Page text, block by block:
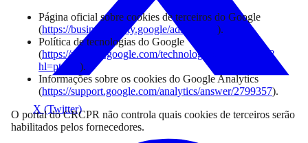
X (Twitter)
Página oficial sobre cookies de terceiros do Google
(https://business.safety.google/adscookies ).
Política de tecnologias do Google
(https://policies.google.com/technologies/partner-sites?
hl=pt-BR ).
Informações sobre os cookies do Google Analytics
(https://support.google.com/analytics/answer/2799357).
O portal do CRCPR não controla quais cookies de terceiros serão
habilitados pelos fornecedores.